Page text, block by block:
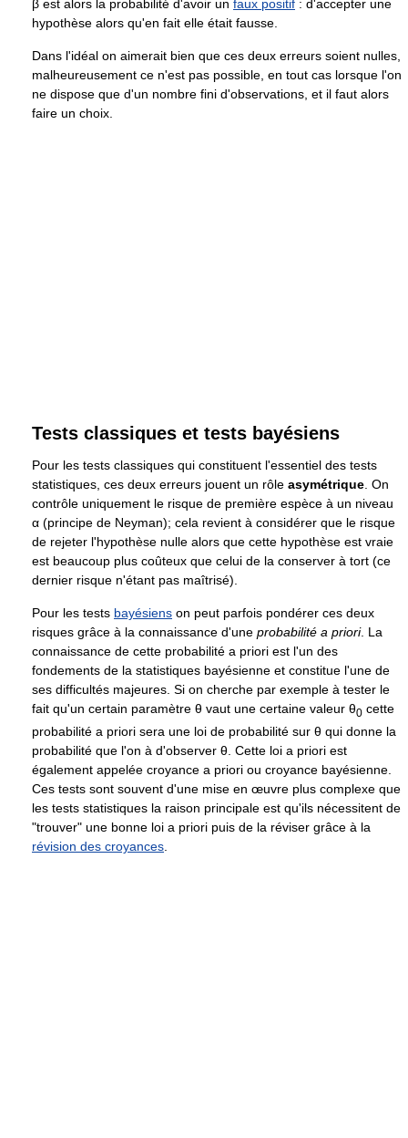
β est alors la probabilité d'avoir un faux positif : d'accepter une
hypothèse alors qu'en fait elle était fausse.
Dans l'idéal on aimerait bien que ces deux erreurs soient nulles,
malheureusement ce n'est pas possible, en tout cas lorsque l'on
ne dispose que d'un nombre fini d'observations, et il faut alors
faire un choix.
Tests classiques et tests bayésiens
Pour les tests classiques qui constituent l'essentiel des tests
statistiques, ces deux erreurs jouent un rôle asymétrique. On
contrôle uniquement le risque de première espèce à un niveau
α (principe de Neyman); cela revient à considérer que le risque
de rejeter l'hypothèse nulle alors que cette hypothèse est vraie
est beaucoup plus coûteux que celui de la conserver à tort (ce
dernier risque n'étant pas maîtrisé).
Pour les tests bayésiens on peut parfois pondérer ces deux
risques grâce à la connaissance d'une probabilité a priori. La
connaissance de cette probabilité a priori est l'un des
fondements de la statistiques bayésienne et constitue l'une de
ses difficultés majeures. Si on cherche par exemple à tester le
fait qu'un certain paramètre θ vaut une certaine valeur θ0 cette
probabilité a priori sera une loi de probabilité sur θ qui donne la
probabilité que l'on à d'observer θ . Cette loi a priori est
également appelée croyance a priori ou croyance bayésienne.
Ces tests sont souvent d'une mise en œuvre plus complexe que
les tests statistiques la raison principale est qu'ils nécessitent de
"trouver" une bonne loi a priori puis de la réviser grâce à la
révision des croyances